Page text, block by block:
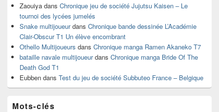
Zaouiya dans Chronique jeu de société Jujutsu Kaisen – Le
tournoi des lycées jumelés
Snake multijoueurdans Chronique bande dessinée L’Académie
Clair-Obscur T1 Un élève encombrant
Othello Multijoueurs dans Chronique manga Ramen Akaneko T7
bataille navale multijoueurdans Chronique manga Bride Of The
Death God T1
Eubben dans Test du jeu de société Subbuteo France – Belgique
Mots-clés